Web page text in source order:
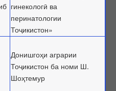
илмӣ
таснифотҳо
илмӣ
гинекологӣ ва
перинатологии
Тоҷикистон»
Донишгоҳи аграрии
Тоҷикистон ба номи Ш.
Шоҳтемур